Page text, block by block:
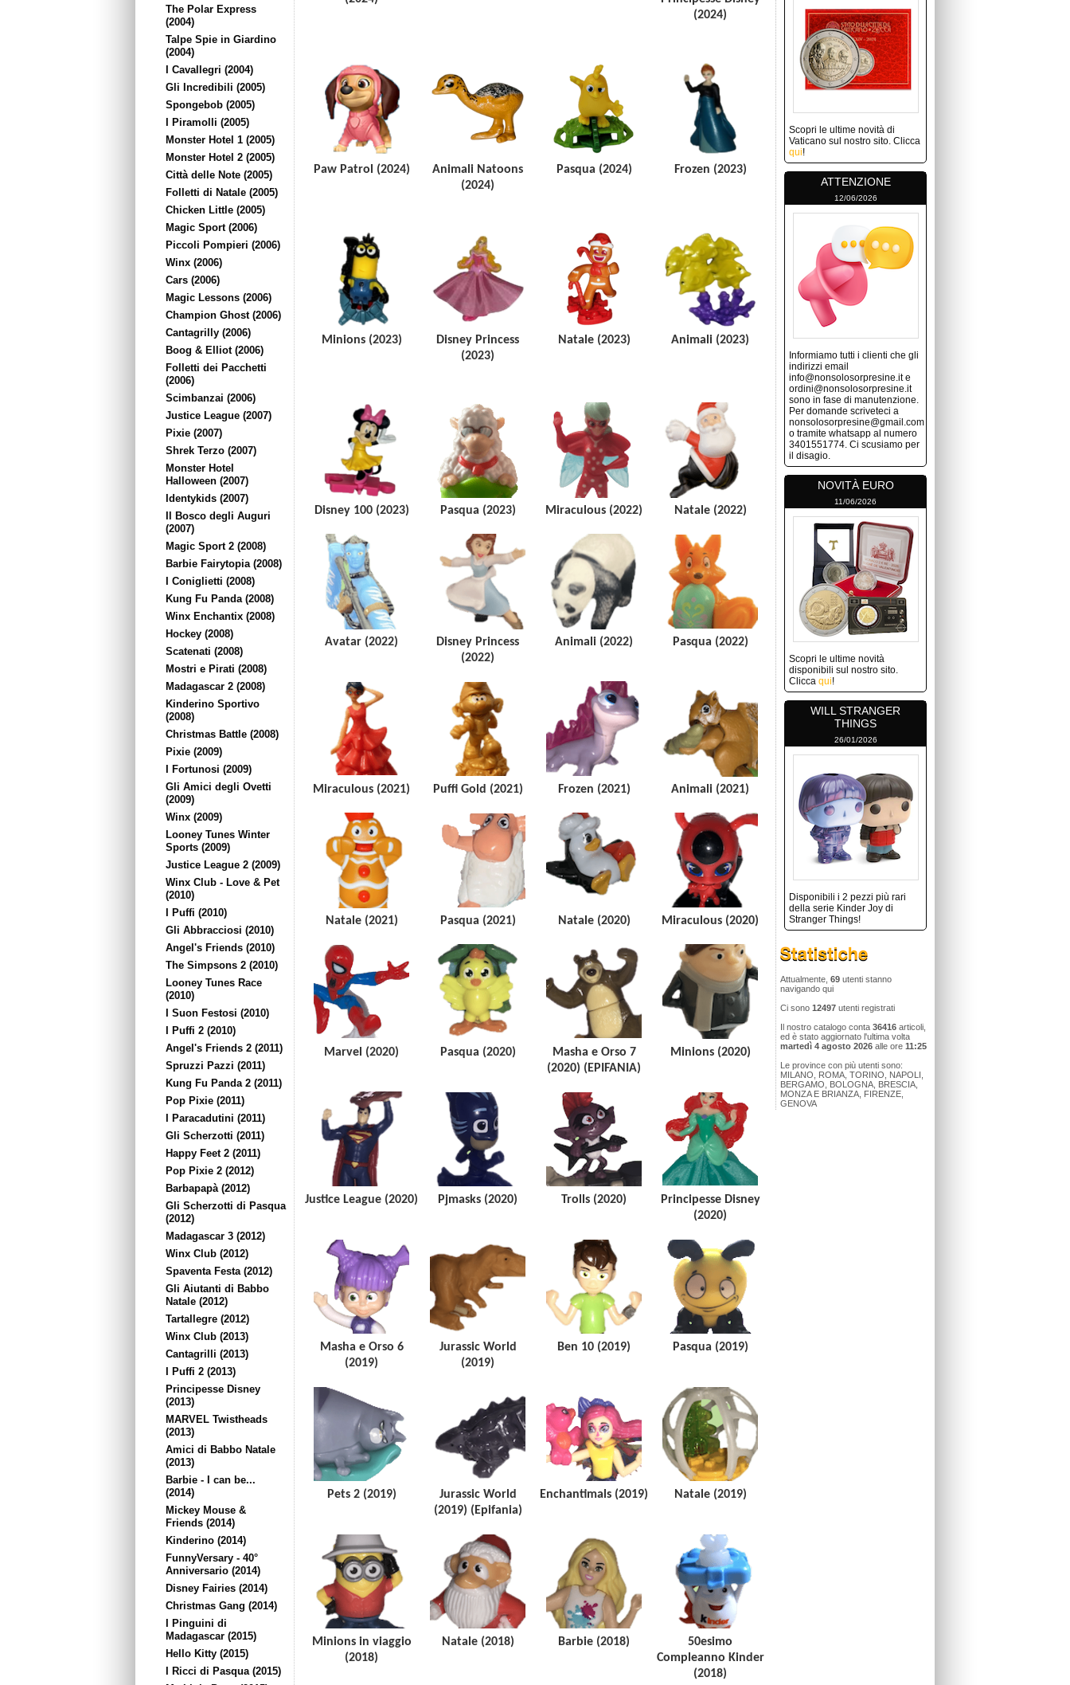
The Polar Express
(2004)
Talpe Spie in Giardino
(2004)
I Cavallegri (2004)
Gli Incredibili (2005)
Spongebob (2005)
I Piramolli (2005)
Monster Hotel 1 (2005)
Monster Hotel 2 (2005)
Città delle Note (2005)
Folletti di Natale (2005)
Chicken Little (2005)
Magic Sport (2006)
Piccoli Pompieri (2006)
Winx (2006)
Cars (2006)
Magic Lessons (2006)
Champion Ghost (2006)
Cantagrilly (2006)
Boog & Elliot (2006)
Folletti dei Pacchetti
(2006)
Scimbanzai (2006)
Justice League (2007)
Pixie (2007)
Shrek Terzo (2007)
Monster Hotel
Halloween (2007)
Identykids (2007)
Il Bosco degli Auguri
(2007)
Magic Sport 2 (2008)
Barbie Fairytopia (2008)
I Coniglietti (2008)
Kung Fu Panda (2008)
Winx Enchantix (2008)
Hockey (2008)
Scatenati (2008)
Mostri e Pirati (2008)
Madagascar 2 (2008)
Kinderino Sportivo
(2008)
Christmas Battle (2008)
Pixie (2009)
I Fortunosi (2009)
Gli Amici degli Ovetti
(2009)
Winx (2009)
Looney Tunes Winter
Sports (2009)
Justice League 2 (2009)
Winx Club - Love & Pet
(2010)
I Puffi (2010)
Gli Abbracciosi (2010)
Angel's Friends (2010)
The Simpsons 2 (2010)
Looney Tunes Race
(2010)
I Suon Festosi (2010)
I Puffi 2 (2010)
Angel's Friends 2 (2011)
Spruzzi Pazzi (2011)
Kung Fu Panda 2 (2011)
Pop Pixie (2011)
I Paracadutini (2011)
Gli Scherzotti (2011)
Happy Feet 2 (2011)
Pop Pixie 2 (2012)
Barbapapà (2012)
Gli Scherzotti di Pasqua
(2012)
Madagascar 3 (2012)
Winx Club (2012)
Spaventa Festa (2012)
Gli Aiutanti di Babbo
Natale (2012)
Tartallegre (2012)
Winx Club (2013)
Cantagrilli (2013)
I Puffi 2 (2013)
Principesse Disney
(2013)
MARVEL Twistheads
(2013)
Amici di Babbo Natale
(2013)
Barbie - I can be...
(2014)
Mickey Mouse &
Friends (2014)
Kinderino (2014)
FunnyVersary - 40°
Anniversario (2014)
Disney Fairies (2014)
Christmas Gang (2014)
I Pinguini di
Madagascar (2015)
Hello Kitty (2015)
I Ricci di Pasqua (2015)
(2024)
Paw Patrol (2024)
Animali Natoons
(2024)
Pasqua (2024) Frozen (2023)
Minions (2023)
Disney Princess
(2023)
Natale (2023) Animali (2023)
Disney 100 (2023) Pasqua (2023) Miraculous (2022) Natale (2022)
Avatar (2022)
Disney Princess
(2022)
Animali (2022) Pasqua (2022)
Miraculous (2021) Puffi Gold (2021) Frozen (2021) Animali (2021)
Natale (2021) Pasqua (2021) Natale (2020) Miraculous (2020)
Marvel (2020) Pasqua (2020)
Masha e Orso 7
(2020) (EPIFANIA)
Minions (2020)
Justice League (2020) Pjmasks (2020) Trolls (2020)
Principesse Disney
(2020)
Masha e Orso 6
(2019)
Jurassic World
(2019)
Ben 10 (2019) Pasqua (2019)
Pets 2 (2019)
Jurassic World
(2019) (Epifania)
Enchantimals (2019) Natale (2019)
Minions in viaggio
(2018)
Natale (2018) Barbie (2018)
50esimo
Compleanno Kinder
(2018)
Scopri le ultime novità di
Vaticano sul nostro sito. Clicca
qui!
ATTENZIONE
12/06/2026
Informiamo tutti i clienti che gli
indirizzi email
info@nonsolosorpresine.it e
ordini@nonsolosorpresine.it
sono in fase di manutenzione.
Per domande scriveteci a
nonsolosorpresine@gmail.com
o tramite whatsapp al numero
3401551774. Ci scusiamo per
il disagio.
NOVITÀ EURO
11/06/2026
Scopri le ultime novità
disponibili sul nostro sito.
Clicca qui!
WILL STRANGER
THINGS
26/01/2026
Disponibili i 2 pezzi più rari
della serie Kinder Joy di
Stranger Things!
Attualmente, 69 utenti stanno
navigando qui
Ci sono 12497 utenti registrati
Il nostro catalogo conta 36416 articoli,
ed è stato aggiornato l'ultima volta
martedì 4 agosto 2026 alle ore 11:25
Le province con più utenti sono:
MILANO, ROMA, TORINO, NAPOLI,
BERGAMO, BOLOGNA, BRESCIA,
MONZA E BRIANZA, FIRENZE,
GENOVA